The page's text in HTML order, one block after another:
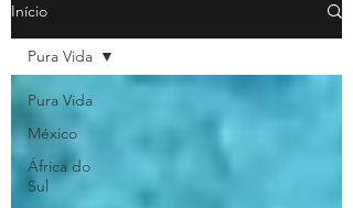
Início
Pura Vida
México
África do
Sul
Pura Vida